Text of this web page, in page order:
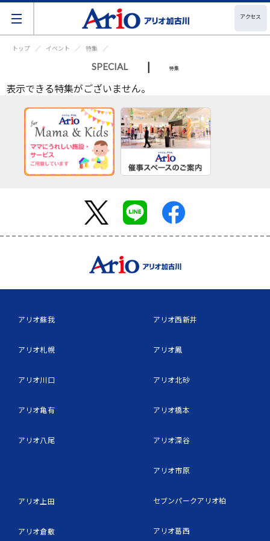
アクセス
トップ イベント 特集
SPECIAL | 特集
表示できる特集がございません。
アリオ蘇我
アリオ札幌
アリオ川口
アリオ亀有
アリオ八尾
アリオ上田
アリオ倉敷
アリオ西新井
アリオ鳳
アリオ北砂
アリオ橋本
アリオ深谷
アリオ市原
セブンパークアリオ柏
アリオ葛西